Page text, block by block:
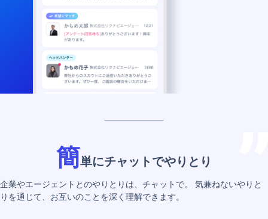
簡単にチャットでやりとり
企業やエージェントとのやりとりは、チャットで。
気兼ねないやりと
りを通じて、お互いのことを深く理解できます。